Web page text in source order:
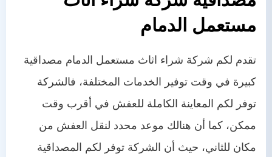
مستعمل الدمام
تقدم لكم شركة شراء اثاث مستعمل الدمام مصداقية
كبيرة في وقت توفير الخدمات المختلفة، فالشركة
توفر لكم المعاينة الكاملة للعفش في أقرب وقت
ممكن، كما أن هنالك موعد محدد لنقل العفش من
مكان للثاني، حيث أن الشركة توفر لكم المصداقية